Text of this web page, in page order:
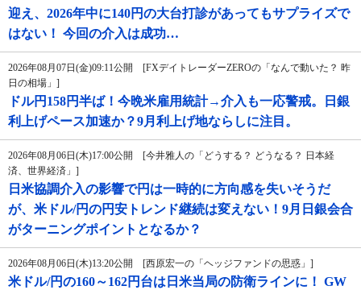
迎え、2026年中に140円の大台打診があってもサプライズで
はない！ 今回の介入は成功…
2026年08月07日(金)09:11公開 [FXデイトレーダーZEROの「なんで動いた？ 昨
日の相場」]
ドル円158円半ば！今晩米雇用統計→介入も一応警戒。日銀
利上げペース加速か？9月利上げ地ならしに注目。
2026年08月06日(木)17:00公開 [今井雅人の「どうする？ どうなる？ 日本経
済、世界経済」]
日米協調介入の影響で円は一時的に方向感を失いそうだ
が、米ドル/円の円安トレンド継続は変えない！9月日銀会合
がターニングポイントとなるか？
2026年08月06日(木)13:20公開 [西原宏一の「ヘッジファンドの思惑」]
米ドル/円の160～162円台は日米当局の防衛ラインに！ GW